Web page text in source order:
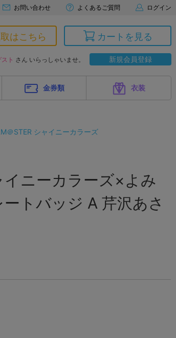
お問い合わせ よくあるご質問 ログイン
はこちら カートを見る
ト さん いらっしゃいませ。 新規会員登録
金券類 衣装
＠STER シャイニーカラーズ
ニーカラーズ×よみ
トバッジ A 芹沢あさ